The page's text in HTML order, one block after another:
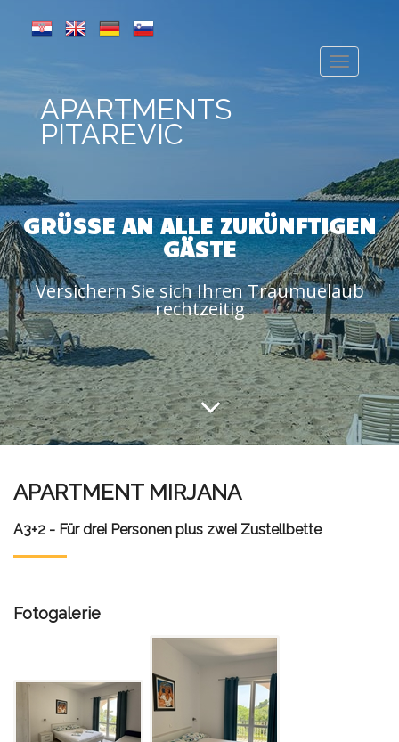
APARTMENTS
PITAREVIC
GRÜSSE AN ALLE ZUKÜNFTIGEN G
ÄSTE
Versichern Sie sich Ihren Traumuelaub
rechtzeitig
APARTMENT MIRJANA
A3+2 - Für drei Personen plus zwei Zustellbette
Fotogalerie